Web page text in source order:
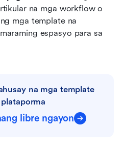
na mga workflow o
mga template na
espasyo para sa
na mga template
libre ngayon